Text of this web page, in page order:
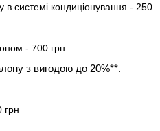
в системі кондиціонування - 250
- 700 грн
з вигодою до 20%**.
грн